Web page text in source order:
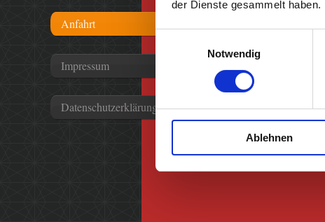
der Dienste gesammelt haben.
Einwilligungsauswahl
Notwendig
Ablehnen
Anfahrt
Impressum
Datenschutzerklärung